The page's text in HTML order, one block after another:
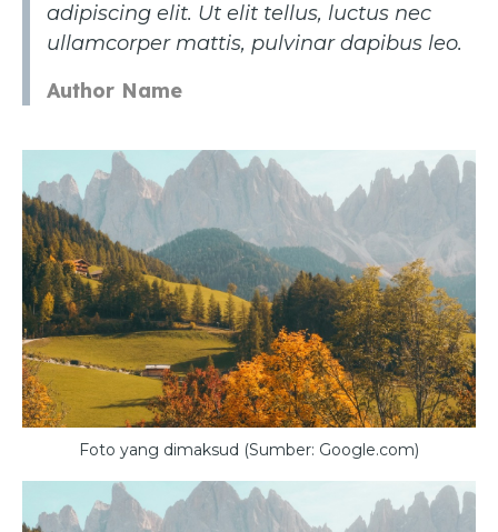
adipiscing elit. Ut elit tellus, luctus nec
ullamcorper mattis, pulvinar dapibus leo.
Author Name
Foto yang dimaksud (Sumber: Google.com)